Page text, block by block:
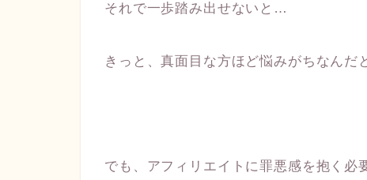
それで一歩踏み出せないと…
きっと、真面目な方ほど悩みがちなんだ
でも、アフィリエイトに罪悪感を抱く必